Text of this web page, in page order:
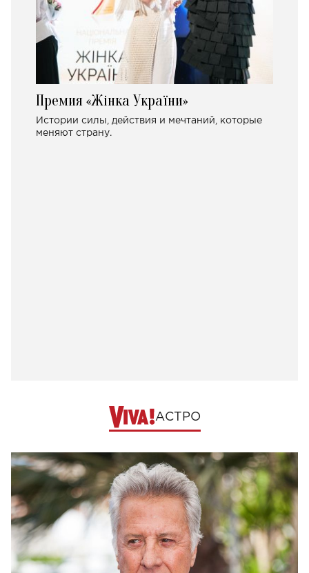
Премия «Жінка України»
Истории силы, действия и мечтаний, которые
меняют страну.
АСТРО